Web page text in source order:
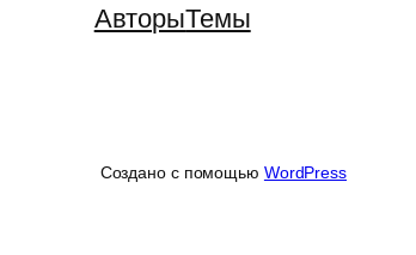
АвторыТемы
Создано с помощью WordPress